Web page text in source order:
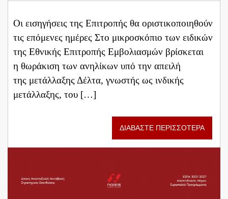
Οι εισηγήσεις της Επιτροπής θα οριστικοποιηθούν
τις επόμενες ημέρες Στο μικροσκόπιο των ειδικών
της Εθνικής Επιτροπής Εμβολιασμών βρίσκεται
η θωράκιση των ανηλίκων υπό την απειλή
της μετάλλαξης Δέλτα, γνωστής ως ινδικής
μετάλλαξης, του […]
ΔΙΑΒΑΣΤΕ ΠΕΡΙΣΣΟΤΕΡΑ